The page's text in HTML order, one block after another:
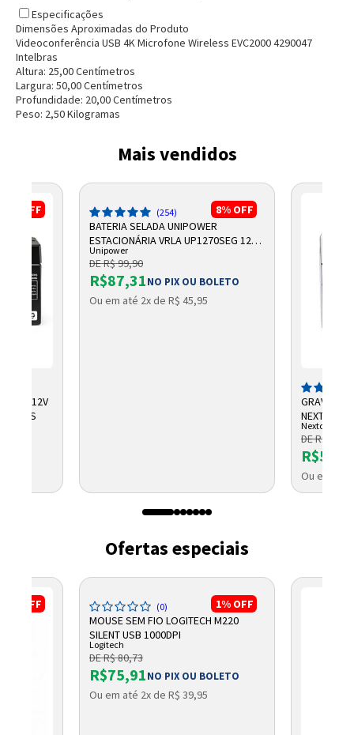
Especificações
Dimensões Aproximadas do Produto
Videoconferência USB 4K Microfone Wireless EVC2000 4290047
Intelbras
Altura: 25,00Centímetros
Largura: 50,00Centímetros
Profundidade: 20,00Centímetros
Peso: 2,50Kilogramas
Mais vendidos
OFF
12V
8% OFF
(254)
BATERIA SELADA UNIPOWER
ESTACIONÁRIA VRLA UP1270SEG 12V
7AH F187
Unipower
DE R$ 99,90
R$87,31NO PIX OU BOLETO
Ou em até 2x de R$ 45,95
NEXTTECH
Nextcall
DE R$
Ou em até
Ofertas especiais
OFF 1% OFF
(0)
MOUSE SEM FIO LOGITECH M220
SILENT USB 1000DPI
Logitech
DE R$ 80,73
R$75,91NO PIX OU BOLETO
Ou em até 2x de R$ 39,95